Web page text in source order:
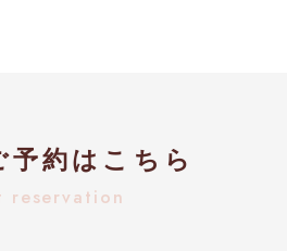
予約はこちら
reservation